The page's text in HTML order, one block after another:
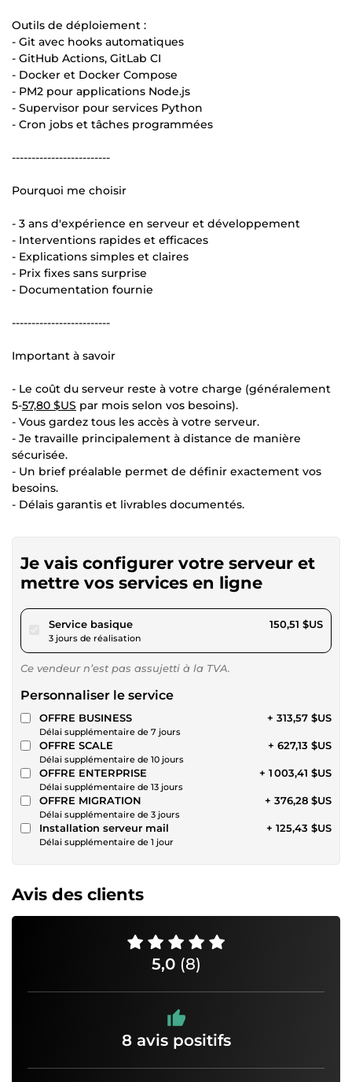
Outils de déploiement :
- Git avec hooks automatiques
- GitHub Actions, GitLab CI
- Docker et Docker Compose
- PM2 pour applications Node.js
- Supervisor pour services Python
- Cron jobs et tâches programmées
-------------------------
Pourquoi me choisir
- 3 ans d'expérience en serveur et développement
- Interventions rapides et efficaces
- Explications simples et claires
- Prix fixes sans surprise
- Documentation fournie
-------------------------
Important à savoir
- Le coût du serveur reste à votre charge (généralement
5-57,80 $US par mois selon vos besoins).
- Vous gardez tous les accès à votre serveur.
- Je travaille principalement à distance de manière
sécurisée.
- Un brief préalable permet de définir exactement vos
besoins.
- Délais garantis et livrables documentés.
Je vais configurer votre serveur et
mettre vos services en ligne
Service basiquepour 138,72 $US
3 jours de réalisation
150,51 $US
Ce vendeur n’est pas assujetti à la TVA.
Personnaliser le service
OFFRE BUSINESS
Délai supplémentaire de 7 jours
+ 313,57 $US
OFFRE SCALE
Délai supplémentaire de 10 jours
+ 627,13 $US
OFFRE ENTERPRISE
Délai supplémentaire de 13 jours
+ 1 003,41 $US
OFFRE MIGRATION
Délai supplémentaire de 3 jours
+ 376,28 $US
Installation serveur mail
Délai supplémentaire de 1 jour
+ 125,43 $US
Avis des clients
5,0 (8)
8 avis positifs